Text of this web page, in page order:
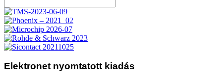
Elektronet nyomtatott kiadás